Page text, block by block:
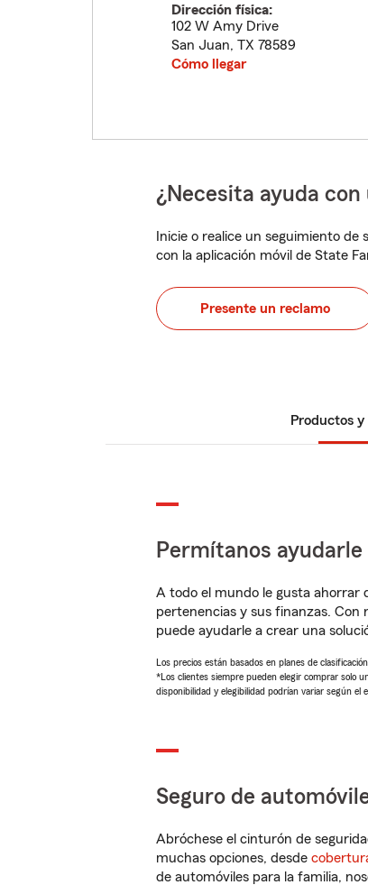
Dirección física:
102 W Amy Drive
San Juan, TX 78589
Cómo llegar
¿Necesita ayuda con
Inicie o realice un seguimiento de
con la aplicación móvil de State
Presente un reclamo
Productos
Permítanos
A todo el mundo le gusta ahorrar
pertenencias y sus finanzas. Con
puede ayudarle a crear una
Los precios están basados en planes de
*Los clientes siempre pueden elegir comprar solo
disponibilidad y elegibilidad podrían variar según el
Seguro de
Abróchese el cinturón de
muchas opciones, desde
de automóviles para la familia,